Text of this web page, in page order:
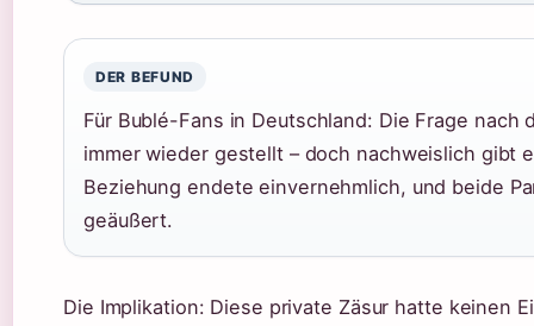
DER BEFUND
Für Bublé-Fans in Deutschland: Die Frage nach
immer wieder gestellt – doch nachweislich gibt
Beziehung endete einvernehmlich, und beide
geäußert.
Die Implikation: Diese private Zäsur hatte keinen